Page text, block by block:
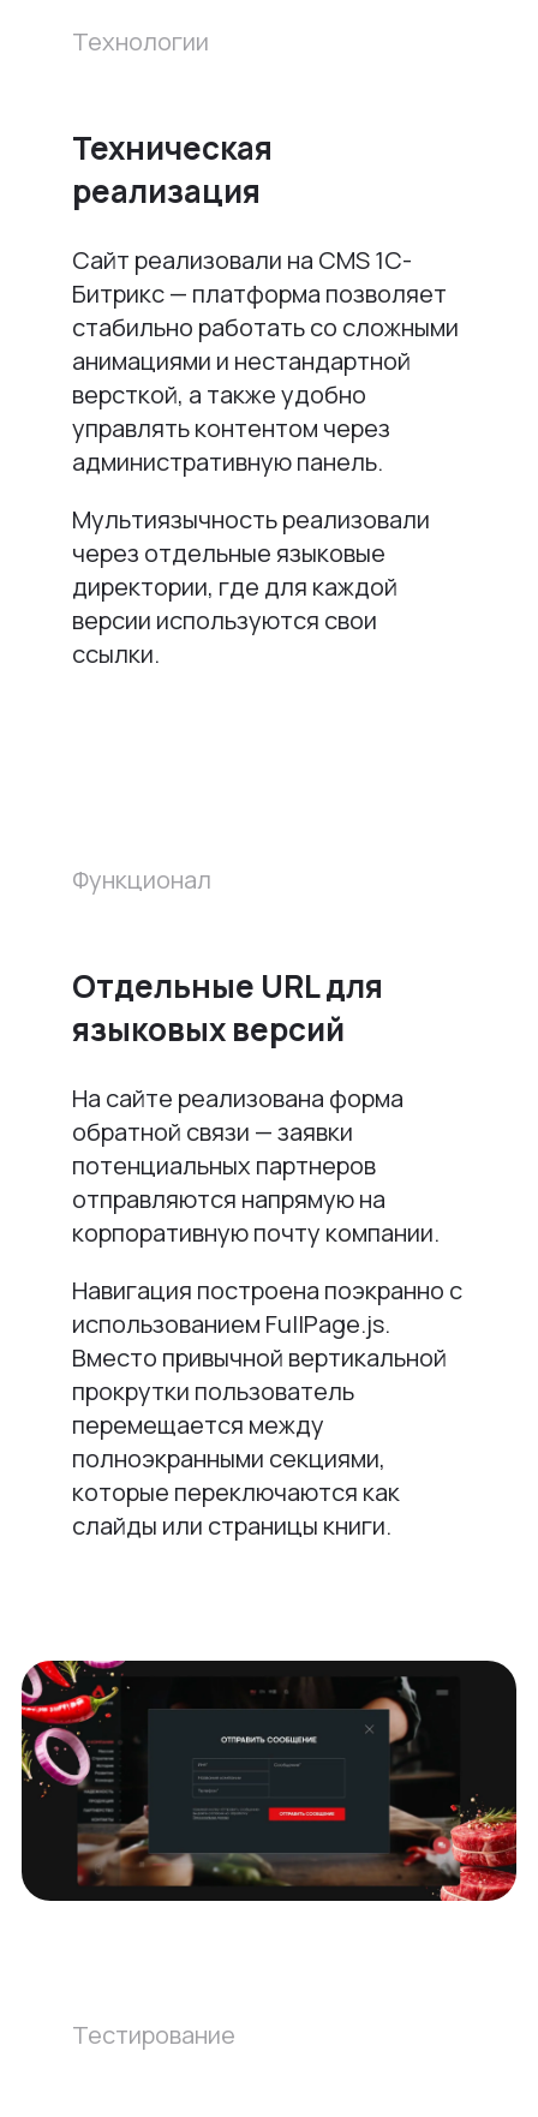
Технологии
Техническая
реализация
Сайт реализовали на CMS 1С-
Битрикс — платформа позволяет
стабильно работать со сложными
анимациями и нестандартной
версткой, а также удобно
управлять контентом через
административную панель.
Мультиязычность реализовали
через отдельные языковые
директории, где для каждой
версии используются свои
ссылки.
Функционал
Отдельные URL для
языковых версий
На сайте реализована форма
обратной связи — заявки
потенциальных партнеров
отправляются напрямую на
корпоративную почту компании.
Навигация построена поэкранно с
использованием FullPage.js.
Вместо привычной вертикальной
прокрутки пользователь
перемещается между
полноэкранными секциями,
которые переключаются как
слайды или страницы книги.
Тестирование